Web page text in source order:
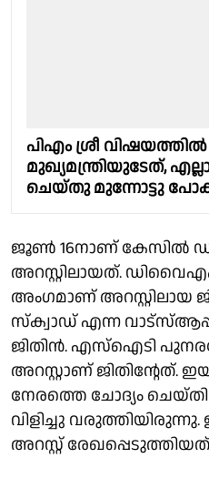
പിഎം ശ്രീ
മുഖ്യമന്ത്രിയുടേത്,
ചെയ്തു മുന്നോട്ടു
ജൂൺ 16നാണ്
അറസ്റ്റിലായത്.
അംഗമാണ് അറസ്റ്റിലായ
സ്ക്വാഡ് എന്ന
ജിതിൻ. എസ്ഐടി
അറസ്റ്റാണ് ജിതിന്റേത്.
നേരത്തെ ചോദ്യം
വിളിച്ചു
അറസ്റ്റ്